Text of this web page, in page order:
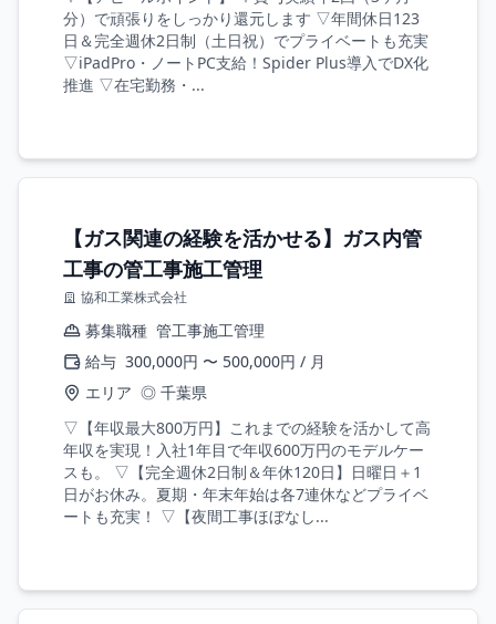
分）で頑張りをしっかり還元します ▽年間休日123
日＆完全週休2日制（土日祝）でプライベートも充実
▽iPadPro・ノートPC支給！Spider Plus導入でDX化
推進 ▽在宅勤務・...
【ガス関連の経験を活かせる】ガス内管
工事の管工事施工管理
協和工業株式会社
募集職種 管工事施工管理
給与 300,000円 〜 500,000円 / 月
エリア ◎ 千葉県
▽【年収最大800万円】これまでの経験を活かして高
年収を実現！入社1年目で年収600万円のモデルケー
スも。 ▽【完全週休2日制＆年休120日】日曜日＋1
日がお休み。夏期・年末年始は各7連休などプライベ
ートも充実！ ▽【夜間工事ほぼなし...